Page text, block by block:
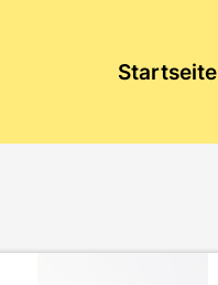
Startseite